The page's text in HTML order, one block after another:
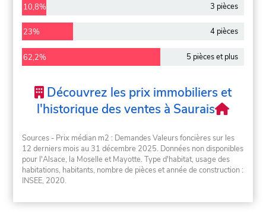
10,8% 3 pièces
23% 4 pièces
62,2% 5 pièces et plus
Découvrez les prix immobiliers et
l'historique des ventes à Saurais
Sources - Prix médian m2 : Demandes Valeurs foncières sur les
12 derniers mois au 31 décembre 2025. Données non disponibles
pour l'Alsace, la Moselle et Mayotte. Type d'habitat, usage des
habitations, habitants, nombre de pièces et année de construction :
INSEE, 2020.